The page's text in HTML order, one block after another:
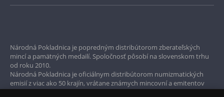
Garancia najvyššej kvality
Iba originálne produkty
Národná Pokladnica je popredným distribútorom zberateľských
mincí a pamätných medailí. Spoločnosť pôsobí na slovenskom trhu
od roku 2010.
Národná Pokladnica je oficiálnym distribútorom numizmatických
emisií z viac ako 50 krajín, vrátane známych mincovní a emitentov
ako je Britská kráľovská mincovňa, Kráľovská kanadská mincovňa,